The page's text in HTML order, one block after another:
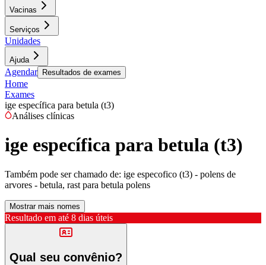
Vacinas
Serviços
Unidades
Ajuda
Agendar Resultados de exames
Home
Exames
ige específica para betula (t3)
Análises clínicas
ige específica para betula (t3)
Também pode ser chamado de: ige especofico (t3) - polens de
arvores - betula, rast para betula polens
Mostrar mais nomes
Resultado em até 8 dias úteis
Qual seu convênio?